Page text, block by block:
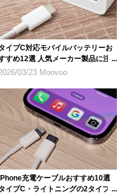
イプC対応モバイルバッテリーお
すめ12選 人気メーカー製品に注
03/23 Moovoo
充電ケーブルおすすめ10選
イプC・ライトニングの2タイプ